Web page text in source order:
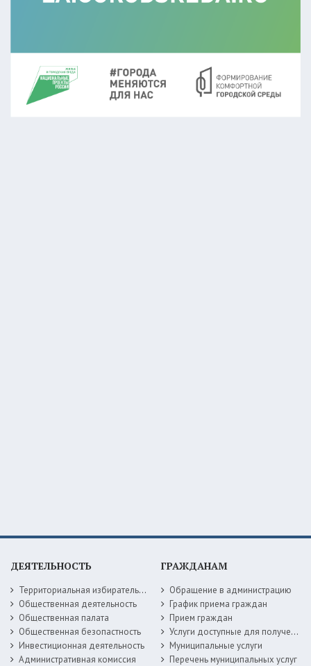
ДЕЯТЕЛЬНОСТЬ
Территориальная избирательная комиссия
Общественная деятельность
Общественная палата
Общественная безопастность
Инвестиционная деятельность
Административная комиссия
ГРАЖДАНАМ
Обращение в администрацию
График приема граждан
Прием граждан
Услуги доступные для получения в электронной форме
Муниципальные услуги
Перечень муниципальных услуг